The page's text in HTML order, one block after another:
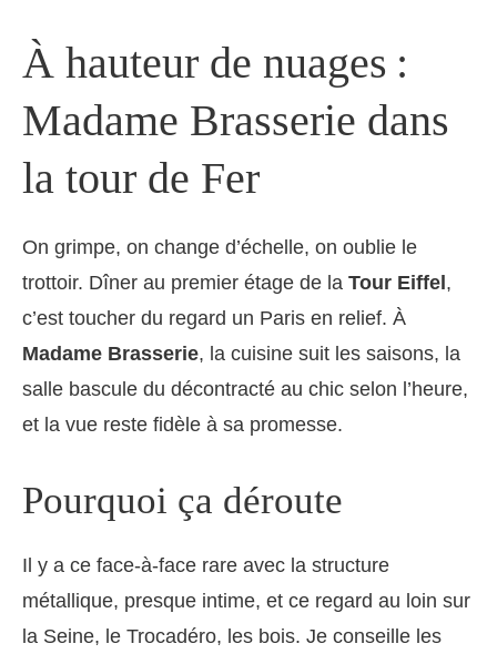
À hauteur de nuages :
Madame Brasserie dans
la tour de Fer
On grimpe, on change d’échelle, on oublie le
trottoir. Dîner au premier étage de la Tour Eiffel ,
c’est toucher du regard un Paris en relief. À
Madame Brasserie, la cuisine suit les saisons, la
salle bascule du décontracté au chic selon l’heure,
et la vue reste fidèle à sa promesse.
Pourquoi ça déroute
Il y a ce face-à-face rare avec la structure
métallique, presque intime, et ce regard au loin sur
la Seine, le Trocadéro, les bois. Je conseille les